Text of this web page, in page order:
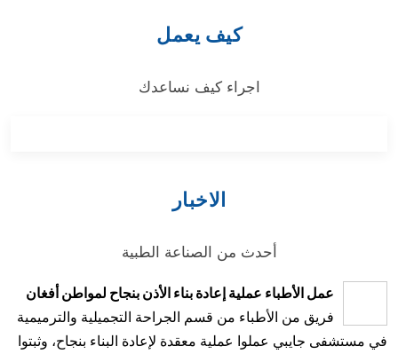
كيف يعمل
اجراء كيف نساعدك
الاخبار
أحدث من الصناعة الطبية
عمل الأطباء عملية إعادة بناء الأذن بنجاح لمواطن أفغان
فريق من الأطباء من قسم الجراحة التجميلية والترميمية
في مستشفى جايبي عملوا عملية معقدة لإعادة البناء بنجاح، وثبتوا